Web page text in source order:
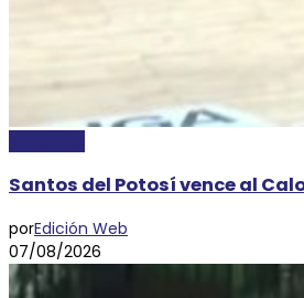
Santos del Potosí vence al
porEdición Web
07/08/2026